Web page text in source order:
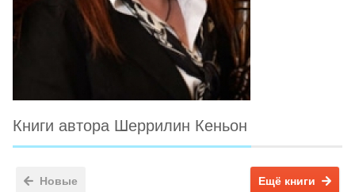
Книги автора Шеррилин Кеньон
Новые Ещё книги